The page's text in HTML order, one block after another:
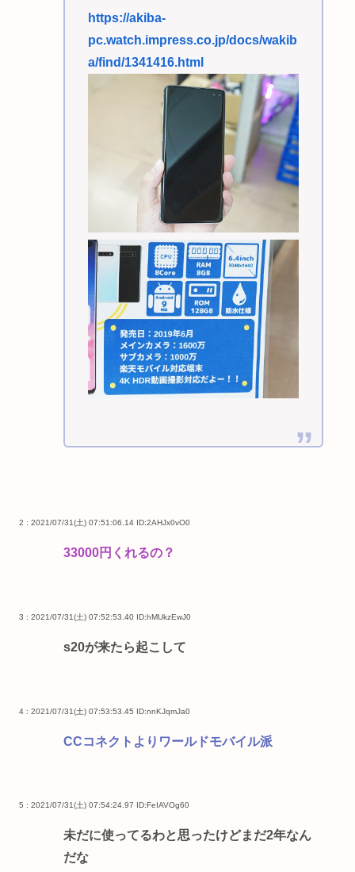
https://akiba-
pc.watch.impress.co.jp/docs/wakib
a/find/1341416.html
2 : 2021/07/31(土) 07:51:06.14 ID:2AHJx0vO0
33000円くれるの？
3 : 2021/07/31(土) 07:52:53.40 ID:hMUkzEwJ0
s20が来たら起こして
4 : 2021/07/31(土) 07:53:53.45 ID:nnKJqmJa0
CCコネクトよりワールドモバイル派
5 : 2021/07/31(土) 07:54:24.97 ID:FeIAVOg60
未だに使ってるわと思ったけどまだ2年なん
だな